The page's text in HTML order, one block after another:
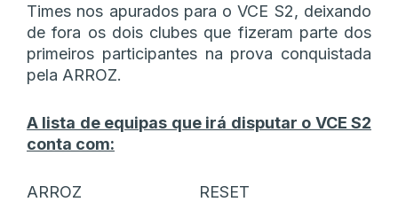
Times nos apurados para o VCE S2, deixando
de fora os dois clubes que fizeram parte dos
primeiros participantes na prova conquistada
pela ARROZ.
A lista de equipas que irá disputar o VCE S2
conta com:
ARROZ
RESET